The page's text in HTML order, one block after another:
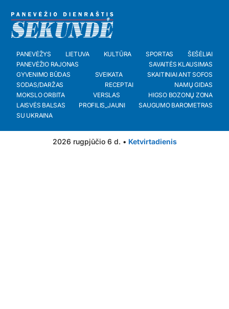
PANEVĖŽYS LIETUVA KULTŪRA SPORTAS
ŠEŠĖLIAI
PANEVĖŽIO RAJONAS
SAVAITĖS KLAUSIMAS
GYVENIMO BŪDAS
SVEIKATA
SKAITINIAI ANT SOFOS
SODAS/DARŽAS
RECEPTAI
NAMŲ GIDAS
MOKSLO ORBITA
VERSLAS
HIGSO BOZONŲ ZONA
LAISVĖS BALSAS
PROFILIS_JAUNI
SAUGUMO BAROMETRAS
SU UKRAINA
2026 rugpjūčio 6 d. • Ketvirtadienis